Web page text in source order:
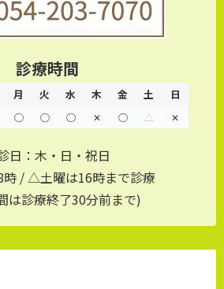
診療時間
月 火 水 木 金 土 日
◯ ◯ ◯ ✕ ◯ △ ✕
日：木・日・祝日
/ △土曜は16時まで診療
は診療終了30分前まで)